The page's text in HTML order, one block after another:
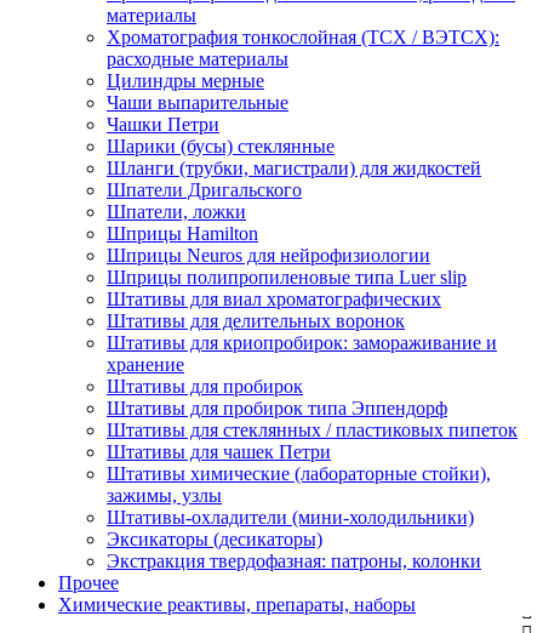
материалы
Хроматография тонкослойная (ТСХ / ВЭТСХ):
расходные материалы
Цилиндры мерные
Чаши выпарительные
Чашки Петри
Шарики (бусы) стеклянные
Шланги (трубки, магистрали) для жидкостей
Шпатели Дригальского
Шпатели, ложки
Шприцы Hamilton
Шприцы Neuros для нейрофизиологии
Шприцы полипропиленовые типа Luer slip
Штативы для виал хроматографических
Штативы для делительных воронок
Штативы для криопробирок: замораживание и
хранение
Штативы для пробирок
Штативы для пробирок типа Эппендорф
Штативы для стеклянных / пластиковых пипеток
Штативы для чашек Петри
Штативы химические (лабораторные стойки),
зажимы, узлы
Штативы-охладители (мини-холодильники)
Эксикаторы (десикаторы)
Экстракция твердофазная: патроны, колонки
Прочее
Химические реактивы, препараты, наборы